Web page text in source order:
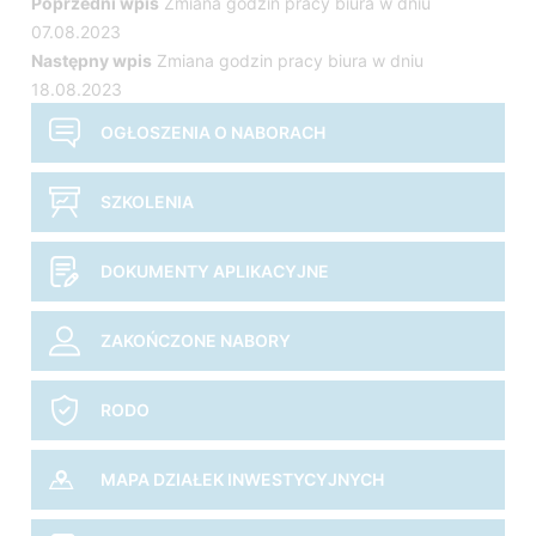
Nawigacja
wpisu
07.08.2023
Następny wpis Zmiana godzin pracy biura w dniu
18.08.2023
OGŁOSZENIA O NABORACH
SZKOLENIA
DOKUMENTY APLIKACYJNE
ZAKOŃCZONE NABORY
RODO
MAPA DZIAŁEK INWESTYCYJNYCH